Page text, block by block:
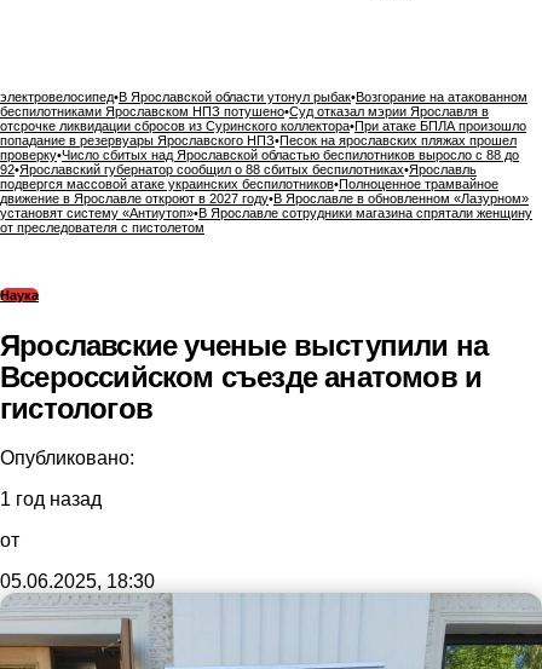
электровелосипед•В Ярославской области утонул рыбак•Возгорание на атакованном
беспилотниками Ярославском НПЗ потушено•Суд отказал мэрии Ярославля в
отсрочке ликвидации сбросов из Суринского коллектора•При атаке БПЛА произошло
попадание в резервуары Ярославского НПЗ•Песок на ярославских пляжах прошел
проверку•Число сбитых над Ярославской областью беспилотников выросло с 88 до
92•Ярославский губернатор сообщил о 88 сбитых беспилотниках•Ярославль
подвергся массовой атаке украинских беспилотников•Полноценное трамвайное
движение в Ярославле откроют в 2027 году•В Ярославле в обновленном «Лазурном»
установят систему «Антиутоп»•В Ярославле сотрудники магазина спрятали женщину
от преследователя с пистолетом
Наука
Ярославские ученые выступили на
Всероссийском съезде анатомов и
гистологов
Опубликовано:
1 год назад
от
05.06.2025, 18:30